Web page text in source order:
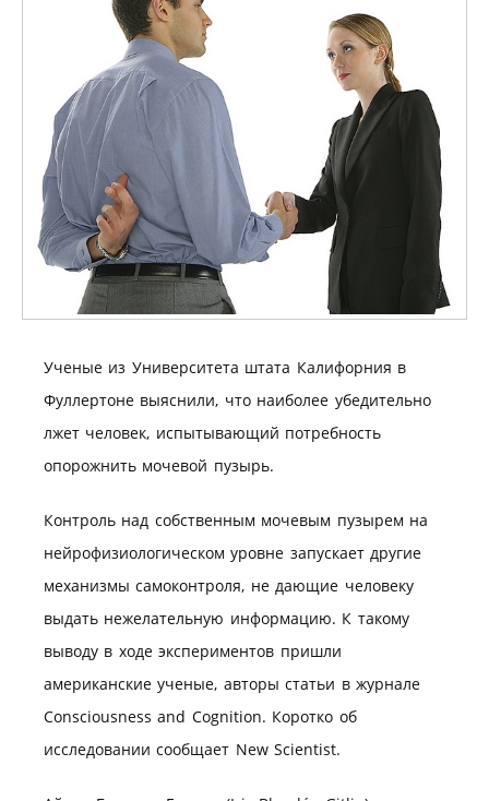
Ученые из Университета штата Калифорния в
Фуллертоне выяснили, что наиболее убедительно
лжет человек, испытывающий потребность
опорожнить мочевой пузырь.
Контроль над собственным мочевым пузырем на
нейрофизиологическом уровне запускает другие
механизмы самоконтроля, не дающие человеку
выдать нежелательную информацию. К такому
выводу в ходе экспериментов пришли
американские ученые, авторы статьи в журнале
Consciousness and Cognition. Коротко об
исследовании сообщает New Scientist.